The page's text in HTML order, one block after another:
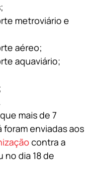
metroviário e
aéreo;
aquaviário;
mais de 7
foram enviadas aos
contra a
no dia 18 de